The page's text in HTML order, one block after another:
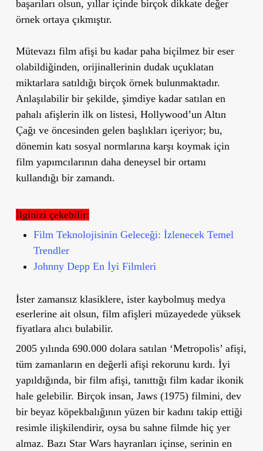
başarıları olsun, yıllar içinde birçok dikkate değer
örnek ortaya çıkmıştır.
Mütevazı film afişi bu kadar paha biçilmez bir eser
olabildiğinden, orijinallerinin dudak uçuklatan
miktarlara satıldığı birçok örnek bulunmaktadır.
Anlaşılabilir bir şekilde, şimdiye kadar satılan en
pahalı afişlerin ilk on listesi, Hollywood’un Altın
Çağı ve öncesinden gelen başlıkları içeriyor; bu,
dönemin katı sosyal normlarına karşı koymak için
film yapımcılarının daha deneysel bir ortamı
kullandığı bir zamandı.
İlginizi çekebilir:
Film Teknolojisinin Geleceği: İzlenecek Temel
Trendler
Johnny Depp En İyi Filmleri
İster zamansız klasiklere, ister kaybolmuş medya
eserlerine ait olsun, film afişleri müzayedede yüksek
fiyatlara alıcı bulabilir.
2005 yılında 690.000 dolara satılan ‘Metropolis’ afişi,
tüm zamanların en değerli afişi rekorunu kırdı. İyi
yapıldığında, bir film afişi, tanıttığı film kadar ikonik
hale gelebilir. Birçok insan, Jaws (1975) filmini, dev
bir beyaz köpekbalığının yüzen bir kadını takip ettiği
resimle ilişkilendirir, oysa bu sahne filmde hiç yer
almaz. Bazı Star Wars hayranları içinse, serinin en